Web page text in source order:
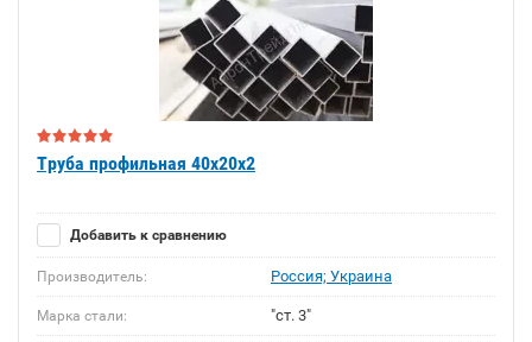
Труба профильная 40х20х2
Добавить к сравнению
Производитель: Россия; Украина
Марка стали: "ст. 3"